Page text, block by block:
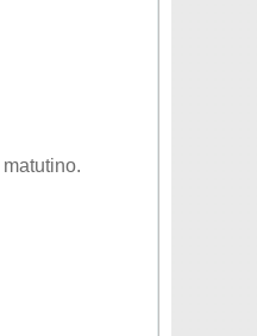
matutino.